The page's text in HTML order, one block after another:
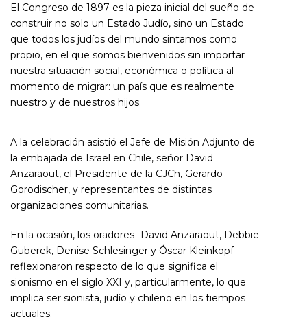
El Congreso de 1897 es la pieza inicial del sueño de
construir no solo un Estado Judío, sino un Estado
que todos los judíos del mundo sintamos como
propio, en el que somos bienvenidos sin importar
nuestra situación social, económica o política al
momento de migrar: un país que es realmente
nuestro y de nuestros hijos.
A la celebración asistió el Jefe de Misión Adjunto de
la embajada de Israel en Chile, señor David
Anzaraout, el Presidente de la CJCh, Gerardo
Gorodischer, y representantes de distintas
organizaciones comunitarias.
En la ocasión, los oradores -David Anzaraout, Debbie
Guberek, Denise Schlesinger y Óscar Kleinkopf-
reflexionaron respecto de lo que significa el
sionismo en el siglo XXI y, particularmente, lo que
implica ser sionista, judío y chileno en los tiempos
actuales.